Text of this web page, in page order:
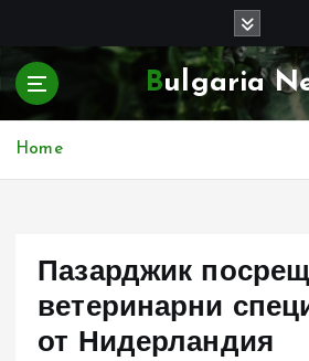
p
Bulgaria
Home
Пазарджик
ветеринарни
от Нидерландия